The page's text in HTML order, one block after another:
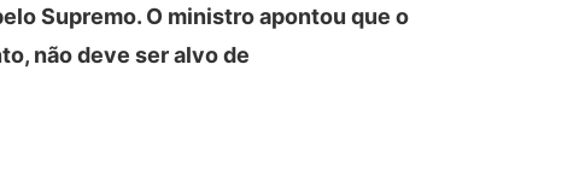
Supremo. O ministro apontou que o
não deve ser alvo de